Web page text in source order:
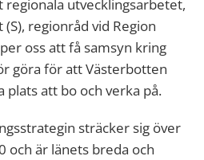
utvecklingsarbetet,
regionråd vid Region
oss att få samsyn kring
göra för att Västerbotten
plats att bo och verka på.
sträcker sig över
och är länets breda och